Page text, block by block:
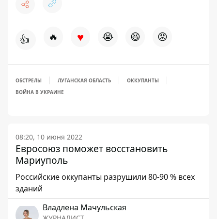
👍 🔥 ♥ 😭 😆 😡
ОБСТРЕЛЫ ЛУГАНСКАЯ ОБЛАСТЬ
ОККУПАНТЫ
ВОЙНА В УКРАИНЕ
08:20, 10 июня 2022
Евросоюз поможет восстановить
Мариуполь
Российские оккупанты разрушили 80-90 % всех
зданий
Владлена Мачульская